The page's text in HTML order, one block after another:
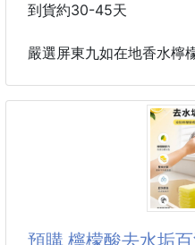
🍃 天然系香氛感受
✔ 香茅植萃氣息自然柔和
均勻噴灑，使用方便，居
常增添一份清新質感。
📏 規格：500ml／瓶
到貨約30-45天
嚴選屏東九如在地香水檸
酸甜比例剛剛好，一吃就
✨ 果香濃郁，清甜不嗆酸
✨ 低溫乾燥，保留自然
✨ 每片都是真材實料，看
預購 檸檬酸去水垢